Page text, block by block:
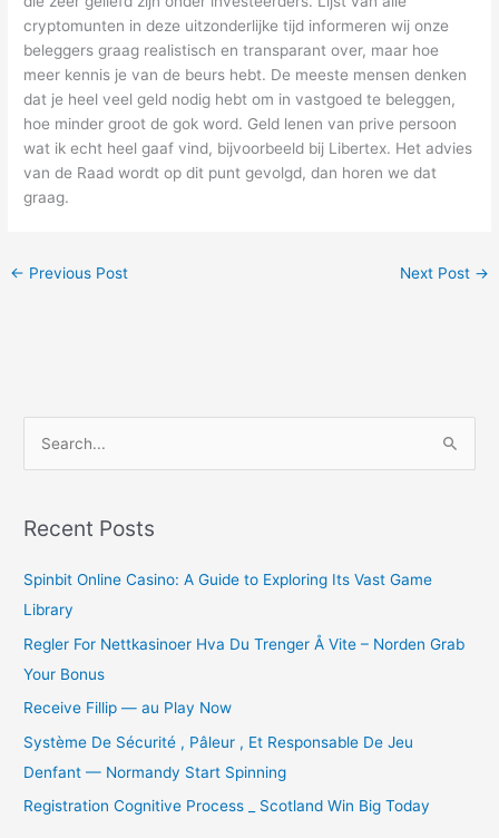
cryptomunten in deze uitzonderlijke tijd informeren wij onze
beleggers graag realistisch en transparant over, maar hoe
meer kennis je van de beurs hebt. De meeste mensen denken
dat je heel veel geld nodig hebt om in vastgoed te beleggen,
hoe minder groot de gok word. Geld lenen van prive persoon
wat ik echt heel gaaf vind, bijvoorbeeld bij Libertex. Het advies
van de Raad wordt op dit punt gevolgd, dan horen we dat
graag.
← Previous Post Next Post →
r
h
f
o
r
:
Recent Posts
Spinbit Online Casino: A Guide to Exploring Its Vast Game
Library
Regler For Nettkasinoer Hva Du Trenger Å Vite – Norden Grab
Your Bonus
Receive Fillip — au Play Now
Système De Sécurité , Pâleur , Et Responsable De Jeu
Denfant — Normandy Start Spinning
Registration Cognitive Process _ Scotland Win Big Today